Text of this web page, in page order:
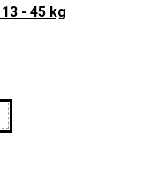
- 45 kg